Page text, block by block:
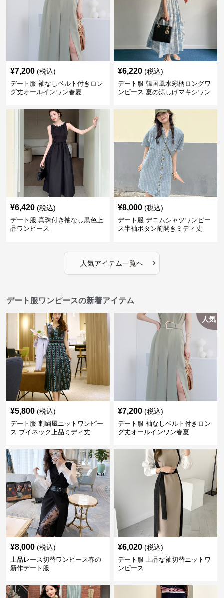
¥7,200 (税込)
デート服 袖なしベルト付きロン
グ丈オールインワン春夏
¥6,220 (税込)
デート服 韓国風水彩柄ロングワ
ンピース 夏の涼しげマキシワン
¥6,420 (税込)
デート服 真珠付き袖なし黒色上
品ワンピース
¥8,000 (税込)
デート服 デニムシャツワンピー
ス半袖ボタン前開きミディ丈
人気アイテム一覧へ ›
デート服ワンピースの新着アイテム
¥5,800 (税込)
デート服 刺繍風ニットワンピー
ス ブイネック上品ミディ丈
人気
¥7,200 (税込)
デート服 袖なしベルト付きロン
グ丈オールインワン春夏
¥8,000 (税込)
上品レース切替ワンピース春の
新作デート服
¥6,020 (税込)
デート服 上品な袖切替ニットワ
ンピース